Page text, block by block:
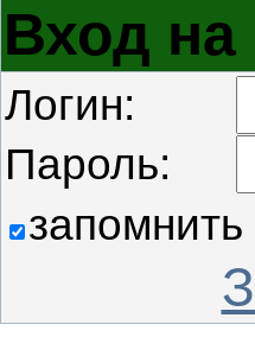
Вход на
Логин:
Пароль:
запомнить